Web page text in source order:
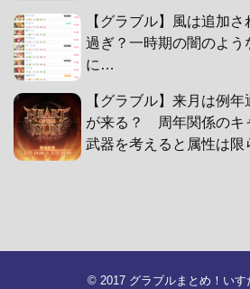
【グラブル】風は追加
過ぎ？一時期の闇のよう
に…
【グラブル】来月は例
が来る？ 周年関係のキ
武器を考えると属性は限
© 2017 グラブルまとめ！い